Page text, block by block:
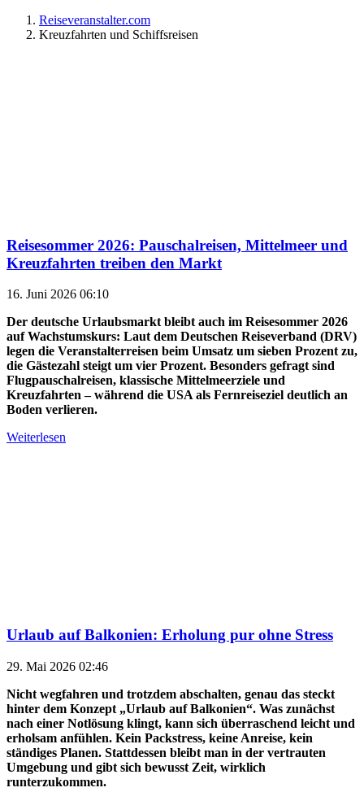
Reiseveranstalter.com
Kreuzfahrten und Schiffsreisen
Reisesommer 2026: Pauschalreisen, Mittelmeer und
Kreuzfahrten treiben den Markt
16. Juni 2026 06:10
Der deutsche Urlaubsmarkt bleibt auch im Reisesommer 2026
auf Wachstumskurs: Laut dem Deutschen Reiseverband (DRV)
legen die Veranstalterreisen beim Umsatz um sieben Prozent zu,
die Gästezahl steigt um vier Prozent. Besonders gefragt sind
Flugpauschalreisen, klassische Mittelmeerziele und
Kreuzfahrten – während die USA als Fernreiseziel deutlich an
Boden verlieren.
Weiterlesen
Urlaub auf Balkonien: Erholung pur ohne Stress
29. Mai 2026 02:46
Nicht wegfahren und trotzdem abschalten, genau das steckt
hinter dem Konzept „Urlaub auf Balkonien“. Was zunächst
nach einer Notlösung klingt, kann sich überraschend leicht und
erholsam anfühlen. Kein Packstress, keine Anreise, kein
ständiges Planen. Stattdessen bleibt man in der vertrauten
Umgebung und gibt sich bewusst Zeit, wirklich
runterzukommen.